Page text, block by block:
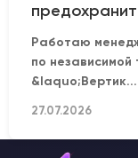
Работаю
по независимой
&laquo;Вертик...
27.07.2026